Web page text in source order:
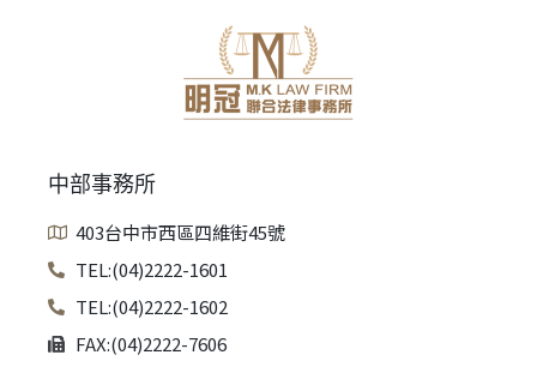
中部事務所
403台中市西區四維街45號
TEL:(04)2222-1601
TEL:(04)2222-1602
FAX:(04)2222-7606